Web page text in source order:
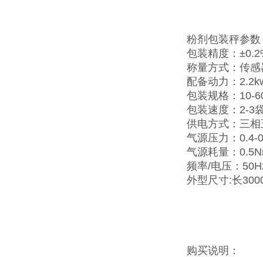
粉剂包装秤参数
包装精度：
称量方式：传感
配备动力：
包装规格：10-
包装速度：2-3
供电方式：三相
气源压力：0.4-
气源耗量：
频率/电压：
外型尺寸:长
购买说明：